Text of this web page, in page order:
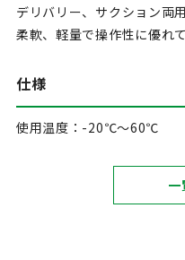
デリバリー、サクション両
柔軟、軽量で操作性に優れて
仕様
使用温度：-20℃～60℃
一